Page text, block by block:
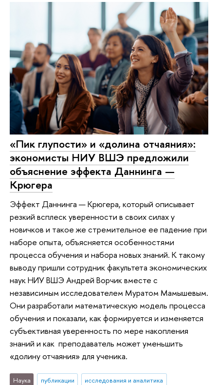
«Пик глупости» и «долина отчаяния»:
экономисты НИУ ВШЭ предложили
объяснение эффекта Даннинга —
Крюгера
Эффект Даннинга — Крюгера, который описывает
резкий всплеск уверенности в своих силах у
новичков и такое же стремительное ее падение при
наборе опыта, объясняется особенностями
процесса обучения и набора новых знаний. К такому
выводу пришли сотрудник факультета экономических
наук НИУ ВШЭ Андрей Ворчик вместе с
независимым исследователем Муратом Мамышевым.
Они разработали математическую модель процесса
обучения и показали, как формируется и изменяется
субъективная уверенность по мере накопления
знаний и как преподаватель может уменьшить
«долину отчаяния» для ученика.
Наука публикации
исследования и аналитика